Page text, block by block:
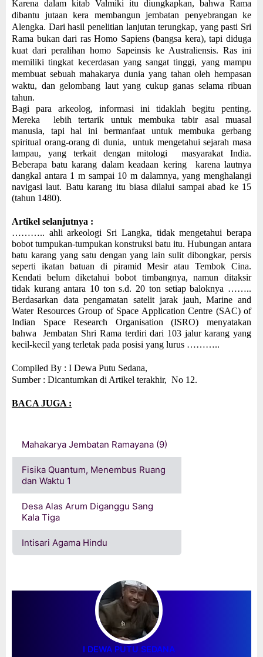
Karena dalam kitab Valmiki itu diungkapkan, bahwa Rama
dibantu jutaan kera membangun jembatan penyebrangan ke
Alengka. Dari hasil penelitian lanjutan terungkap, yang pasti Sri
Rama bukan dari ras Homo Sapiens (bangsa kera), tapi diduga
kuat dari peralihan homo Sapeinsis ke Australiensis. Ras ini
memiliki tingkat kecerdasan yang sangat tinggi, yang mampu
membuat sebuah mahakarya dunia yang tahan oleh hempasan
waktu, dan gelombang laut yang cukup ganas selama ribuan
tahun.
Bagi para arkeolog, informasi ini tidaklah begitu penting.
Mereka lebih tertarik untuk membuka tabir asal muasal
manusia, tapi hal ini bermanfaat untuk membuka gerbang
spiritual orang-orang di dunia, untuk mengetahui sejarah masa
lampau, yang terkait dengan mitologi masyarakat India.
Beberapa batu karang dalam keadaan kering karena lautnya
dangkal antara 1 m sampai 10 m dalamnya, yang menghalangi
navigasi laut. Batu karang itu biasa dilalui sampai abad ke 15
(tahun 1480).
Artikel selanjutnya :
……….. ahli arkeologi Sri Langka, tidak mengetahui berapa
bobot tumpukan-tumpukan konstruksi batu itu. Hubungan antara
batu karang yang satu dengan yang lain sulit dibongkar, persis
seperti ikatan batuan di piramid Mesir atau Tembok Cina.
Kendati belum diketahui bobot timbangnya, namun ditaksir
tidak kurang antara 10 ton s.d. 20 ton setiap baloknya ……..
Berdasarkan data pengamatan satelit jarak jauh, Marine and
Water Resources Group of Space Application Centre (SAC) of
Indian Space Research Organisation (ISRO) menyatakan
bahwa Jembatan Shri Rama terdiri dari 103 jalur karang yang
kecil-kecil yang terletak pada posisi yang lurus ………..
Compiled By : I Dewa Putu Sedana,
Sumber : Dicantumkan di Artikel terakhir, No 12.
BACA JUGA :
Mahakarya Jembatan Ramayana (9)
Fisika Quantum, Menembus Ruang
dan Waktu 1
Desa Alas Arum Diganggu Sang
Kala Tiga
Intisari Agama Hindu
I DEWA PUTU SEDANA